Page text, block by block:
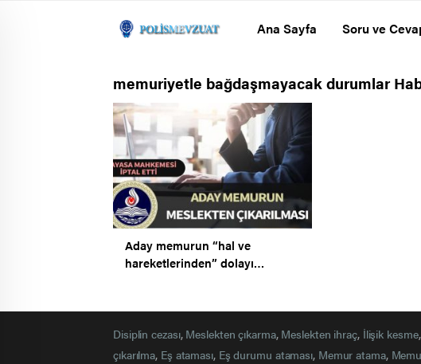
Ana Sayfa Soru ve
memuriyetle bağdaşmayacak durumlar
Aday memurun “hal ve
hareketlerinden” dolayı
edildi.
Disiplin cezası, Meslekten çıkarma, Meslekten ihraç, İlişik kesme
çıkarılma, Eş ataması, Eş durumu ataması, Memur atama,